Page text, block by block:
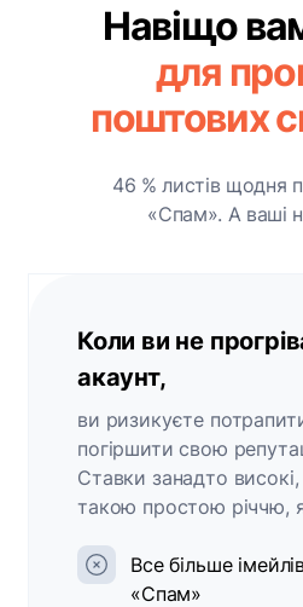
Навіщо
для
поштових
46 % листів щодня
«Спам». А ваші
Коли ви не
акаунт,
ви ризикуєте
погіршити свою
Ставки занадто
такою простою річчю,
Все більше
«Спам»